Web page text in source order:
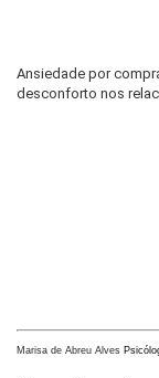
Ansiedade por
desconforto nos
Marisa de Abreu Alves